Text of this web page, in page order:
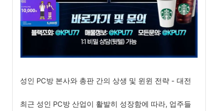
성인 PC방 본사와 총판 간의 상생 및 윈윈 전략 - 대전
최근 성인 PC방 산업이 활발히 성장함에 따라, 업주들